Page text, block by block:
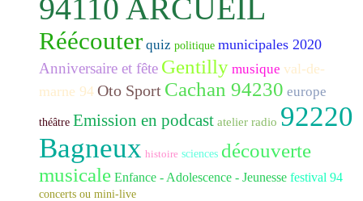
94110 ARCUEIL
Réécouter quiz politique municipales 2020
Anniversaire et fête Gentilly musique val-de-
marne 94 Oto Sport Cachan 94230 europe
théâtre Emission en podcast atelier radio 92220
Bagneux histoire sciences découverte
musicale Enfance - Adolescence - Jeunesse festival 94
concerts ou mini-live